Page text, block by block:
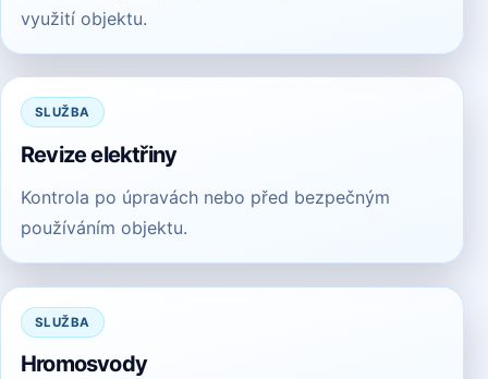
využití objektu.
SLUŽBA
Revize elektřiny
Kontrola po úpravách nebo před bezpečným
používáním objektu.
SLUŽBA
Hromosvody